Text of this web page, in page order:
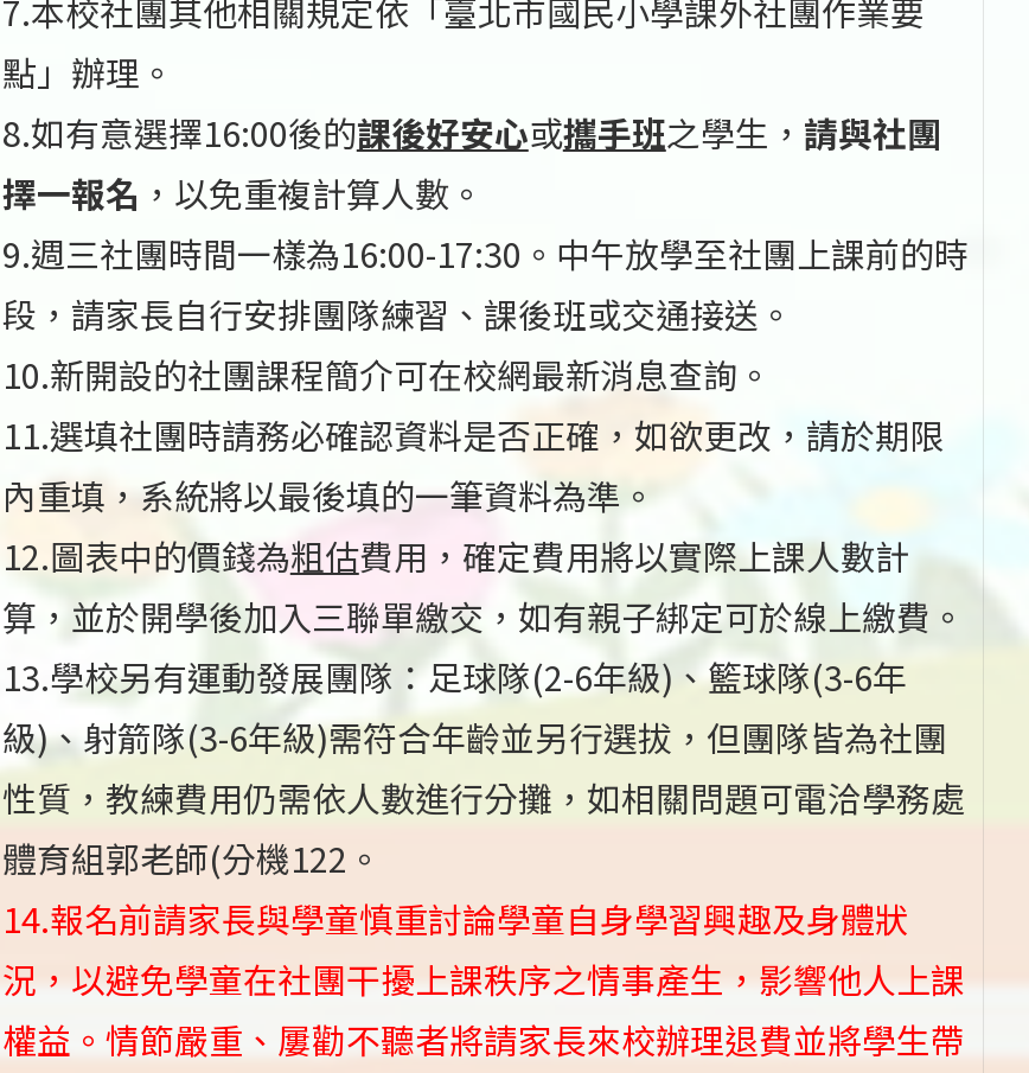
7.本校社團其他相關規定依「臺北市國民小學課外社團作業要
點」辦理。
8.如有意選擇16:00後的課後好安心或攜手班之學生， 請與社團
擇一報名 ，以免重複計算人數。
9.週三社團時間一樣為16:00-17:30。中午放學至社團上課前的時
段，請家長自行安排團隊練習、課後班或交通接送。
10.新開設的社團課程簡介可在校網最新消息查詢。
11.選填社團時請務必確認資料是否正確，如欲更改，請於期限
內重填，系統將以最後填的一筆資料為準。
12.圖表中的價錢為粗估費用，確定費用將以實際上課人數計
算，並於開學後加入三聯單繳交，如有親子綁定可於線上繳費。
13.學校另有運動發展團隊：足球隊(2-6年級)、籃球隊(3-6年
級)、射箭隊(3-6年級)需符合年齡並另行選拔，但團隊皆為社團
性質，教練費用仍需依人數進行分攤，如相關問題可電洽學務處
體育組郭老師(分機122。
14.報名前請家長與學童慎重討論學童自身學習興趣及身體狀
況，以避免學童在社團干擾上課秩序之情事產生，影響他人上課
權益。情節嚴重、屢勸不聽者將請家長來校辦理退費並將學生帶